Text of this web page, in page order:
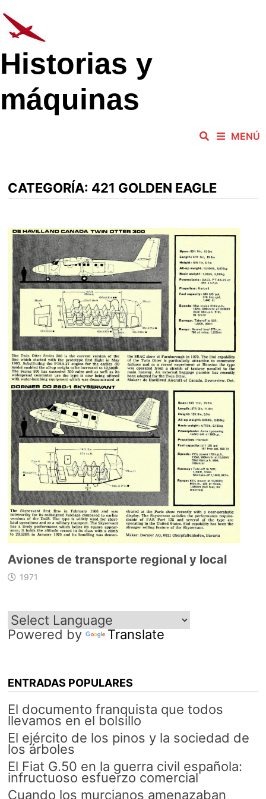
al
contenido
Historias y
máquinas
MENÚ
CATEGORÍA: 421 GOLDEN EAGLE
Aviones de transporte regional y local
1971
Powered by Translate
ENTRADAS POPULARES
El documento franquista que todos
llevamos en el bolsillo
El ejército de los pinos y la sociedad de
los árboles
El Fiat G.50 en la guerra civil española:
infructuoso esfuerzo comercial
Cuando los murcianos amenazaban